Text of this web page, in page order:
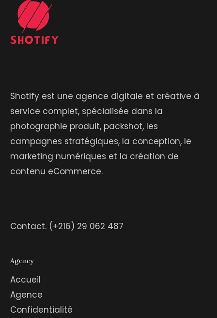
Shotify est une agence digitale et créative à
service complet, spécialisée dans la
photographie produit, packshot, les
campagnes stratégiques, la conception, le
marketing numériques et la création de
contenu eCommerce.
Contact. (+216) 29 062 487
Agency
Accueil
Agence
Confidentialité